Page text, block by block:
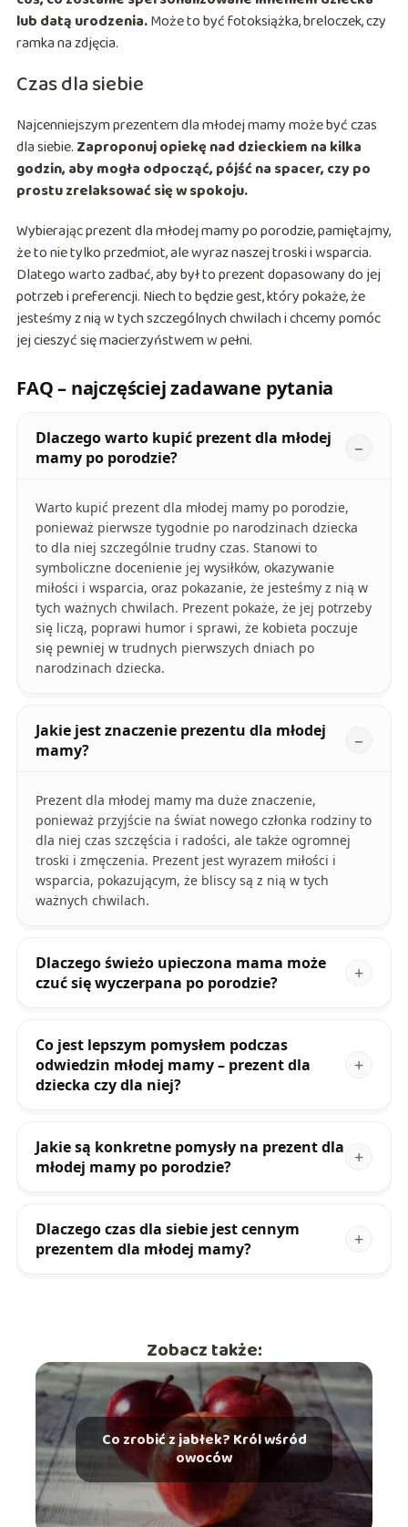
lub datą urodzenia.Może to być fotoksiążka, breloczek, czy
ramka na zdjęcia.
Czas dla siebie
Najcenniejszym prezentem dla młodej mamy może być czas
dla siebie. Zaproponuj opiekę nad dzieckiem na kilka
godzin, aby mogła odpocząć, pójść na spacer, czy po
prostu zrelaksować się w spokoju.
Wybierając prezent dla młodej mamy po porodzie, pamiętajmy,
że to nie tylko przedmiot, ale wyraz naszej troski i wsparcia.
Dlatego warto zadbać, aby był to prezent dopasowany do jej
potrzeb i preferencji. Niech to będzie gest, który pokaże, że
jesteśmy z nią w tych szczególnych chwilach i chcemy pomóc
jej cieszyć się macierzyństwem w pełni.
FAQ – najczęściej zadawane pytania
Dlaczego warto kupić prezent dla młodej
mamy po porodzie?
Warto kupić prezent dla młodej mamy po porodzie,
ponieważ pierwsze tygodnie po narodzinach dziecka
to dla niej szczególnie trudny czas. Stanowi to
symboliczne docenienie jej wysiłków, okazywanie
miłości i wsparcia, oraz pokazanie, że jesteśmy z nią w
tych ważnych chwilach. Prezent pokaże, że jej potrzeby
się liczą, poprawi humor i sprawi, że kobieta poczuje
się pewniej w trudnych pierwszych dniach po
narodzinach dziecka.
Jakie jest znaczenie prezentu dla młodej
mamy?
Prezent dla młodej mamy ma duże znaczenie,
ponieważ przyjście na świat nowego członka rodziny to
dla niej czas szczęścia i radości, ale także ogromnej
troski i zmęczenia. Prezent jest wyrazem miłości i
wsparcia, pokazującym, że bliscy są z nią w tych
ważnych chwilach.
Dlaczego świeżo upieczona mama może
czuć się wyczerpana po porodzie?
Co jest lepszym pomysłem podczas
odwiedzin młodej mamy – prezent dla
dziecka czy dla niej?
Jakie są konkretne pomysły na prezent dla
młodej mamy po porodzie?
Dlaczego czas dla siebie jest cennym
prezentem dla młodej mamy?
Zobacz także:
Co zrobić z jabłek? Król wśród
owoców